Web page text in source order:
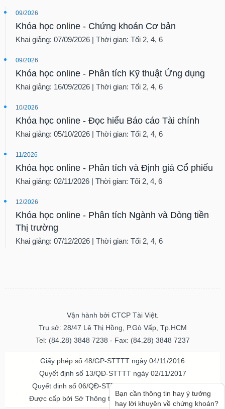
09/2026
Khóa học online - Chứng khoán Cơ bản
Khai giảng: 07/09/2026 | Thời gian: Tối 2, 4, 6
09/2026
Khóa học online - Phân tích Kỹ thuật Ứng dụng
Khai giảng: 16/09/2026 | Thời gian: Tối 2, 4, 6
10/2026
Khóa học online - Đọc hiểu Báo cáo Tài chính
Khai giảng: 05/10/2026 | Thời gian: Tối 2, 4, 6
11/2026
Khóa học online - Phân tích và Định giá Cổ phiếu
Khai giảng: 02/11/2026 | Thời gian: Tối 2, 4, 6
12/2026
Khóa học online - Phân tích Ngành và Dòng tiền
Thị trường
Khai giảng: 07/12/2026 | Thời gian: Tối 2, 4, 6
Vận hành bởi CTCP Tài Việt.
Trụ sở: 28/47 Lê Thị Hồng, P.Gò Vấp, Tp.HCM
Tel: (84.28) 3848 7238 - Fax: (84.28) 3848 7237
Giấy phép số 48/GP-STTTT ngày 04/11/2016
Quyết định số 13/QĐ-STTTT ngày 02/11/2017
Quyết định số 06/QĐ-STTTT-ICP ngày 20/07/2023
Được cấp bởi Sở Thông tin và Truyền thông TPHCM
Bạn cần thông tin hay ý tưởng
hay lời khuyên về chứng khoán?